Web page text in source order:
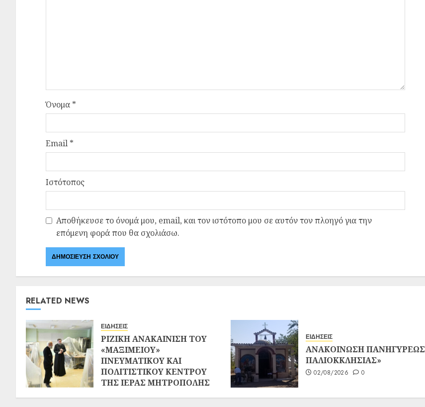
Όνομα *
Email *
Ιστότοπος
Αποθήκευσε το όνομά μου, email, και τον ιστότοπο μου σε αυτόν τον πλοηγό για την
επόμενη φορά που θα σχολιάσω.
RELATED NEWS
ΕΙΔΗΣΕΙΣ
ΡΙΖΙΚΗ ΑΝΑΚΑΙΝΙΣΗ ΤΟΥ
«ΜΑΞΙΜΕΙΟΥ»
ΠΝΕΥΜΑΤΙΚΟΥ ΚΑΙ
ΠΟΛΙΤΙΣΤΙΚΟΥ ΚΕΝΤΡΟΥ
ΤΗΣ ΙΕΡΑΣ ΜΗΤΡΟΠΟΛΗΣ
ΕΙΔΗΣΕΙΣ
ΑΝΑΚΟΙΝΩΣΗ ΠΑΝΗΓΥΡΕΩΣ
ΠΑΛΙΟΚΚΛΗΣΙΑΣ»
02/08/2026 0